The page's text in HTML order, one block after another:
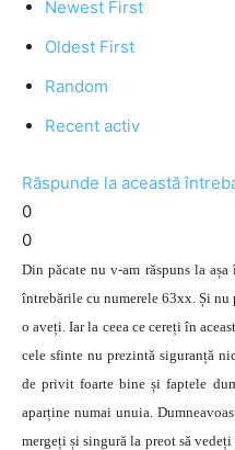
Newest First
Oldest First
Random
Recent activ
Răspunde la această
0
0
Din păcate nu v-am răspuns la
întrebările cu numerele 63xx. Și nu
o aveți. Iar la ceea ce cereți în
cele sfinte nu prezintă siguranță
de privit foarte bine și faptele
aparține numai unuia.
mergeți și singură la preot să